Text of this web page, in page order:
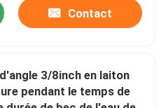
en laiton Contact
3/8inch en laiton
pendant le temps de